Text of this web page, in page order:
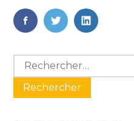
FaceBook
TwitterLinkedIn
Blog
sidebar
Rechercher :